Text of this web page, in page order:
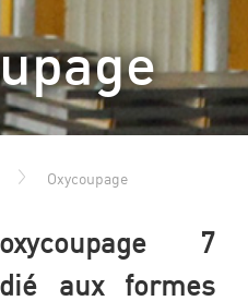
Oxycoupage
7
aux formes